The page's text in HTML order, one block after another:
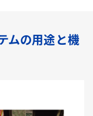
ムの用途と機